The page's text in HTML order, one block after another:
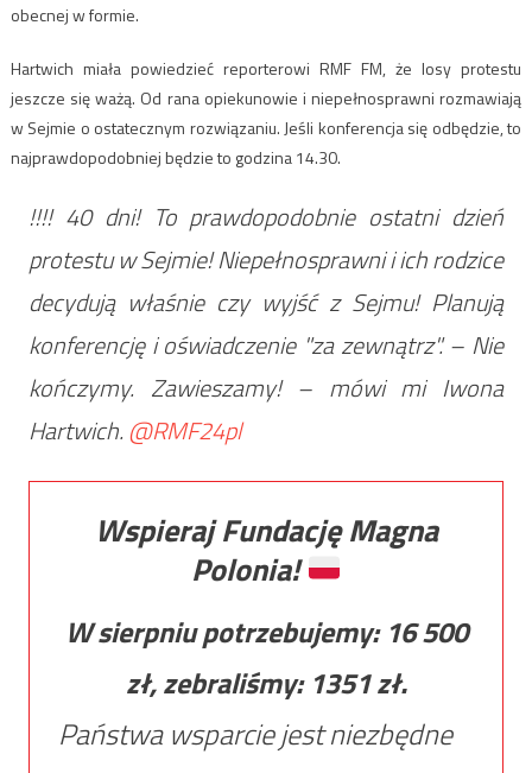
obecnej w formie.
Hartwich miała powiedzieć reporterowi RMF FM, że losy protestu
jeszcze się ważą. Od rana opiekunowie i niepełnosprawni rozmawiają
w Sejmie o ostatecznym rozwiązaniu. Jeśli konferencja się odbędzie, to
najprawdopodobniej będzie to godzina 14.30.
!!!! 40 dni! To prawdopodobnie ostatni dzień
protestu w Sejmie! Niepełnosprawni i ich rodzice
decydują właśnie czy wyjść z Sejmu! Planują
konferencję i oświadczenie "za zewnątrz". – Nie
kończymy. Zawieszamy! – mówi mi Iwona
Hartwich.@RMF24pl
Wspieraj Fundację Magna
Polonia!
W sierpniu potrzebujemy: 16 500
zł, zebraliśmy: 1351zł.
Państwa wsparcie jest niezbędne